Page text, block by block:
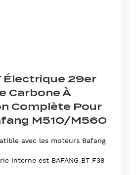
Électrique 29er
Carbone À
Complète Pour
M510/M560
avec les moteurs Bafang
interne est BAFANG BT F38